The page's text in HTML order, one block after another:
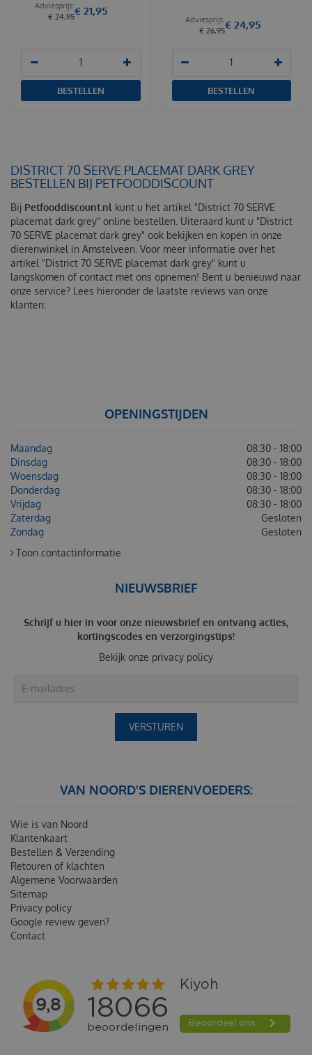
€ 24,95€ 21,95
BESTELLEN
€ 26,95€ 24,95
BESTELLEN
DISTRICT 70 SERVE PLACEMAT DARK GREY
BESTELLEN BIJ PETFOODDISCOUNT
Bij Petfooddiscount.nl kunt u het artikel "District 70 SERVE
placemat dark grey" online bestellen. Uiteraard kunt u "District
70 SERVE placemat dark grey" ook bekijken en kopen in onze
dierenwinkel in Amstelveen. Voor meer informatie over het
artikel "District 70 SERVE placemat dark grey" kunt u
langskomen of contact met ons opnemen! Bent u benieuwd naar
onze service? Lees hieronder de laatste reviews van onze
klanten:
OPENINGSTIJDEN
Maandag
08:30 - 18:00
Dinsdag
08:30 - 18:00
Woensdag
08:30 - 18:00
Donderdag
08:30 - 18:00
Vrijdag
08:30 - 18:00
Zaterdag
Gesloten
Zondag
Gesloten
Toon contactinformatie
NIEUWSBRIEF
Schrijf u hier in voor onze nieuwsbrief en ontvang acties,
kortingscodes en verzorgingstips!
Bekijk onze privacy policy
VAN NOORD'S DIERENVOEDERS:
Wie is van Noord
Klantenkaart
Bestellen & Verzending
Retouren of klachten
Algemene Voorwaarden
Sitemap
Privacy policy
Google review geven?
Contact